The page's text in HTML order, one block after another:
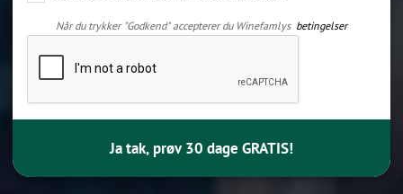
Når du trykker "Godkend" accepterer du Winefamlys betingelser
Ja tak, prøv 30 dage GRATIS!